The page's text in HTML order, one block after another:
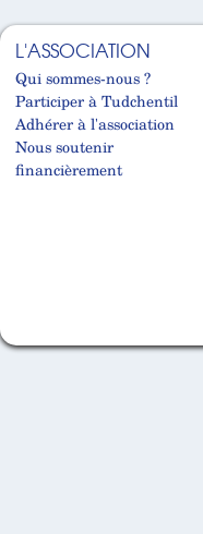
L'ASSOCIATION
Qui sommes-nous ?
Participer à Tudchentil
Adhérer à l'association
Nous soutenir
financièrement